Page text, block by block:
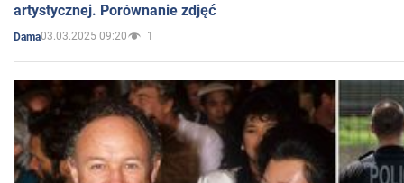
artystycznej. Porównanie zdjęć
Dama03.03.2025 09:20 1